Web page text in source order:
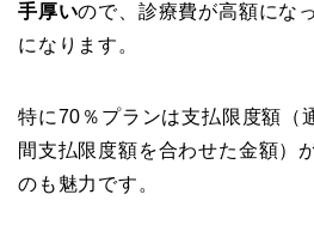
手厚いので、診療費が高額にな
になります。
特に70％プランは支払限度額（
間支払限度額を合わせた金額）
のも魅力です。